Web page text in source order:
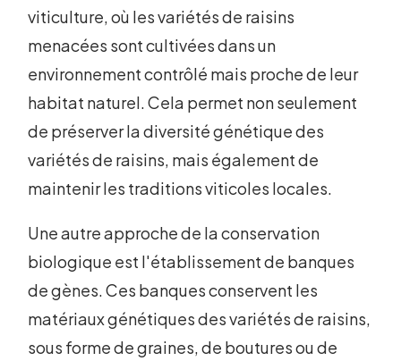
viticulture, où les variétés de raisins
menacées sont cultivées dans un
environnement contrôlé mais proche de leur
habitat naturel. Cela permet non seulement
de préserver la diversité génétique des
variétés de raisins, mais également de
maintenir les traditions viticoles locales.
Une autre approche de la conservation
biologique est l'établissement de banques
de gènes. Ces banques conservent les
matériaux génétiques des variétés de raisins,
sous forme de graines, de boutures ou de